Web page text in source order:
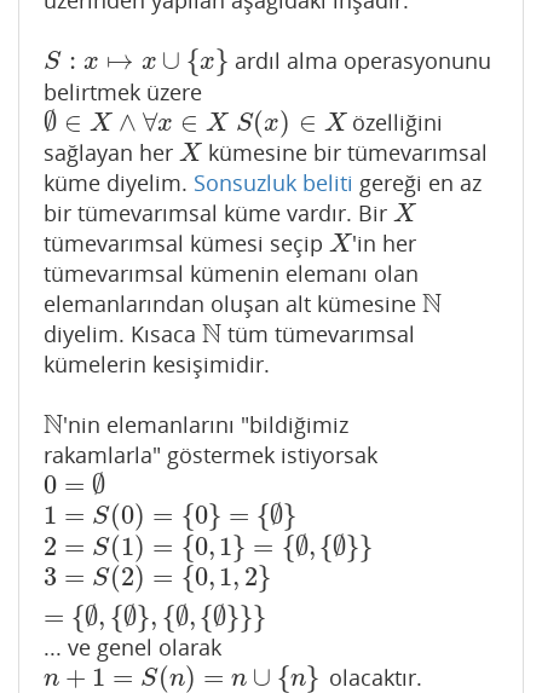
S : x ↦ x ∪ {x}
S: x↦x ∪{x }
ardıl alma operasyonunu
belirtmek üzere
∅ ∈ X ∧ ∀x ∈ X S(x) ∈ X
∅ ∈ X∧∀x ∈X S(x )∈X
özelliğini
sağlayan her X
X
kümesine bir tümevarımsal
küme diyelim. Sonsuzluk beliti gereği en az
bir tümevarımsal küme vardır. Bir X
X
tümevarımsal kümesi seçip X
X 'in her
tümevarımsal kümenin elemanı olan
elemanlarından oluşan alt kümesine N
N
diyelim. Kısaca N
N tüm tümevarımsal
kümelerin kesişimidir.
N
N'nin elemanlarını "bildiğimiz
rakamlarla" göstermek istiyorsak
0 = ∅
0=∅
1 = S(0) = {0} = {∅}
1 =S( 0)={0} ={∅}
2 = S(1) = {0,1} = {∅,{∅}}
2 =S( 1)={0,1 }= ∅,{ ∅ }}
3 = S(2) = {0,1, 2}
= {∅, {∅}, {∅,{∅}}}
3=S( 2)={0,1 ,2} ={∅ ,{∅} ,{
... ve genel olarak
n + 1 = S(n) = n ∪ {n}
n+1= S n)=n∪{n ={ 0,1 ,2, ...,n} olacaktır.